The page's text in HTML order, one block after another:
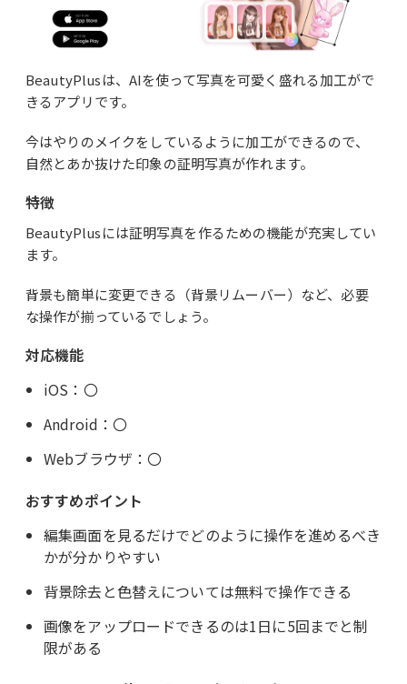
BeautyPlusは、AIを使って写真を可愛く盛れる加工がで
きるアプリです。
今はやりのメイクをしているように加工ができるので、
自然とあか抜けた印象の証明写真が作れます。
特徴
BeautyPlusには証明写真を作るための機能が充実してい
ます。
背景も簡単に変更できる（背景リムーバー）など、必要
な操作が揃っているでしょう。
対応機能
iOS：〇
Android：〇
Webブラウザ：〇
おすすめポイント
編集画面を見るだけでどのように操作を進めるべき
かが分かりやすい
背景除去と色替えについては無料で操作できる
画像をアップロードできるのは1日に5回までと制
限がある